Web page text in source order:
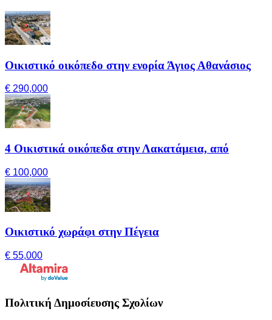
Οικιστικό οικόπεδο στην ενορία Άγιος Αθανάσιος
€ 290,000
4 Οικιστικά οικόπεδα στην Λακατάμεια, από
€ 100,000
Οικιστικό χωράφι στην Πέγεια
€ 55,000
Πολιτική Δημοσίευσης Σχολίων